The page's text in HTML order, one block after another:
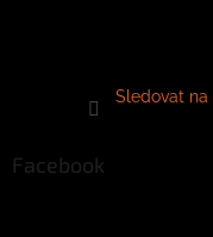
Sledovat
Facebook